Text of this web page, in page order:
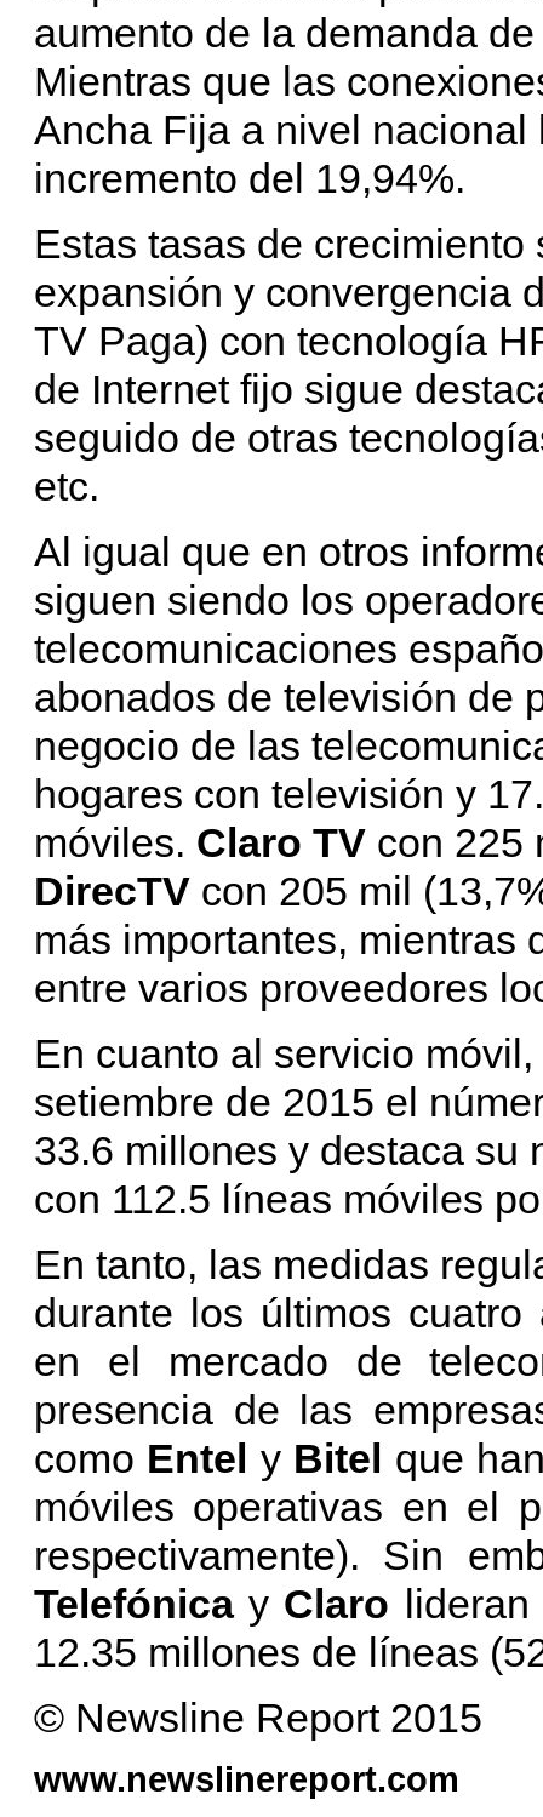
aumento de la demanda
Mientras que las
Ancha Fija a nivel
incremento del 19,94%.
Estas tasas de
expansión y convergencia
TV Paga) con tecnología
de Internet fijo sigue
seguido de otras
etc.
Al igual que en otros
siguen siendo los
telecomunicaciones
abonados de televisión de
negocio de las
hogares con televisión y
móviles. Claro TV con 225
DirecTV con 205 mil
más importantes, mientras
entre varios proveedores
En cuanto al servicio
setiembre de 2015 el
33.6 millones y destaca su
con 112.5 líneas móviles
En tanto, las medidas
durante los últimos
en el mercado de
presencia de las
como Entel y Bitel que
móviles operativas en el
respectivamente). Sin
Telefónicay Claro
12.35 millones de líneas
© Newsline Report 2015
www.newslinereport.com